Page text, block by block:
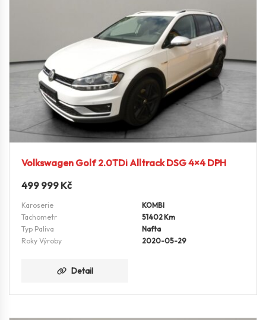
Volkswagen Golf 2.0TDi Alltrack DSG 4×4 DPH
499 999 Kč
Karoserie
KOMBI
Tachometr
51402 Km
Typ Paliva
Nafta
Roky Výroby
2020-05-29
Detail